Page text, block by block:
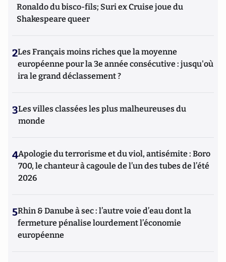
Ronaldo du bisco-fils; Suri ex Cruise joue du
Shakespeare queer
2Les Français moins riches que la moyenne
européenne pour la 3e année consécutive : jusqu'où
ira le grand déclassement ?
3Les villes classées les plus malheureuses du
monde
4Apologie du terrorisme et du viol, antisémite : Boro
700, le chanteur à cagoule de l’un des tubes de l’été
2026
5Rhin & Danube à sec : l’autre voie d’eau dont la
fermeture pénalise lourdement l’économie
européenne